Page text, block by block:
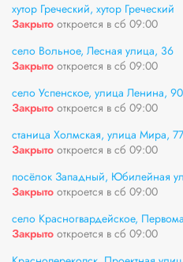
хутор Греческий, хутор Греческий
Закрыто откроется в сб 09:00
село Вольное, Лесная улица, 36
Закрыто откроется в сб 09:00
село Успенское, улица Ленина, 90
Закрыто откроется в сб 09:00
станица Холмская, улица Мира, 77
Закрыто откроется в сб 09:00
посёлок Западный, Юбилейная
Закрыто откроется в сб 09:00
село Красногвардейское,
Закрыто откроется в сб 09:00